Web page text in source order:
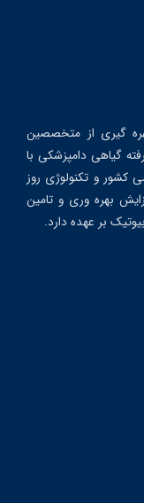
گیری از متخصصین
گیاهی دامپزشکی با
کشور و تکنولوژی روز
بهره وری و تامین
بر عهده دارد.